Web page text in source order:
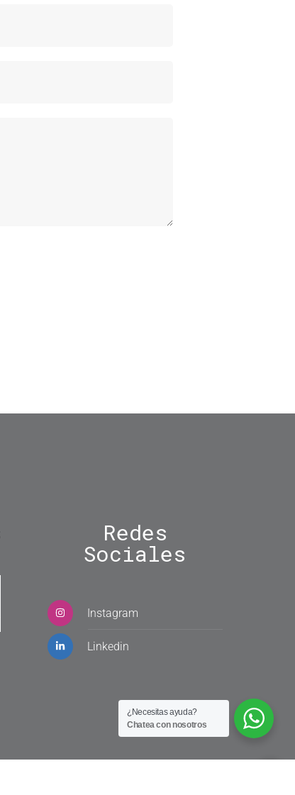
Redes
Sociales
Instagram
Linkedin
¿Necesitas ayuda?
Chatea con nosotros